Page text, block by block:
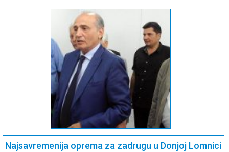
Najsavremenija oprema za zadrugu u Donjoj Lomnici